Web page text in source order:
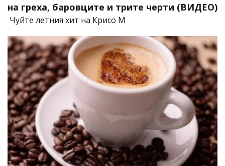
на греха, баровците и трите черти (ВИДЕО)
Чуйте летния хит на Крисо М